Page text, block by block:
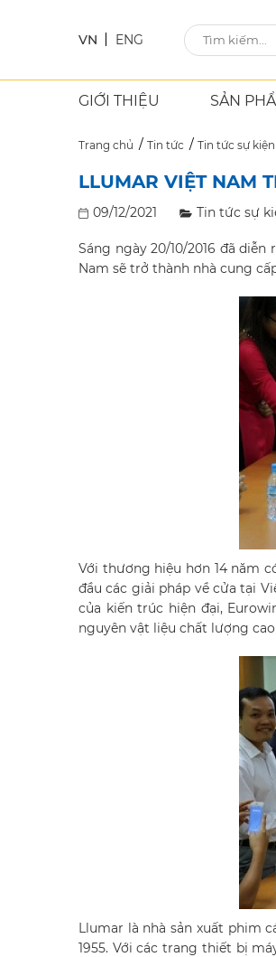
VN ENG
GIỚI THIỆU SẢN
Trang chủ Tin tức Tin tức sự kiện
LLUMAR VIỆT NAM
09/12/2021 Tin tức sự
Sáng ngày 20/10/2016 đã
Nam sẽ trở thành nhà cung
Với thương hiệu hơn 14 năm
đầu các giải pháp về cửa tại
của kiến trúc hiện đại,
nguyên vật liệu chất lượng
Llumar là nhà sản xuất phim
1955. Với các trang thiết bị